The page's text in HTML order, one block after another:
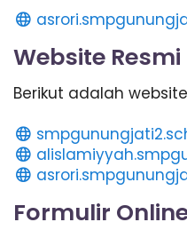
Website Resmi
Berikut adalah
Formulir